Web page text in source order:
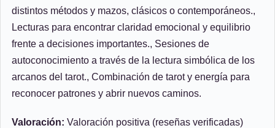
distintos métodos y mazos, clásicos o contemporáneos.,
Lecturas para encontrar claridad emocional y equilibrio
frente a decisiones importantes., Sesiones de
autoconocimiento a través de la lectura simbólica de los
arcanos del tarot., Combinación de tarot y energía para
reconocer patrones y abrir nuevos caminos.
Valoración: Valoración positiva (reseñas verificadas)